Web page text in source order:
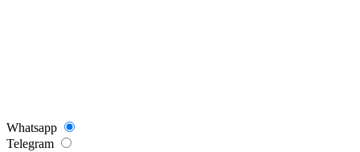
Whatsapp
Telegram